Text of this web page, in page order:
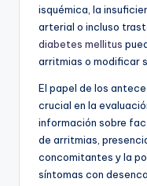
isquémica, la
arterial o incluso
diabetes mellitus
arritmias o modificar
El papel de los
crucial en la
información sobre
de arritmias,
concomitantes y la
síntomas con